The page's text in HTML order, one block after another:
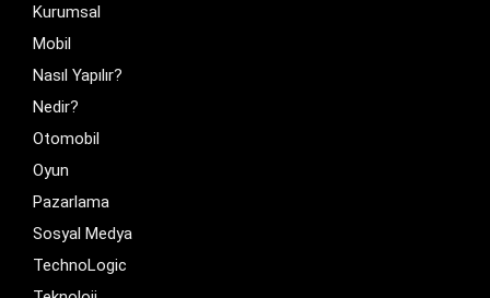
Kurumsal
Mobil
Nasıl Yapılır?
Nedir?
Otomobil
Oyun
Pazarlama
Sosyal Medya
TechnoLogic